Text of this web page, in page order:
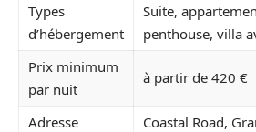
Types
d’hébergement
Suite,
penthouse, villa
Prix minimum
par nuit
à partir de 420 €
Adresse Coastal Road,